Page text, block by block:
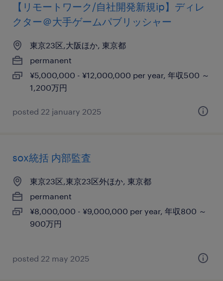
【リモートワーク/自社開発新規ip】ディレ
クター＠大手ゲームパブリッシャー
東京23区,大阪ほか, 東京都
permanent
¥5,000,000 - ¥12,000,000 per year, 年収500 ～
1,200万円
posted 22 january 2025
sox統括 内部監査
東京23区,東京23区外ほか, 東京都
permanent
¥8,000,000 - ¥9,000,000 per year, 年収800 ～
900万円
posted 22 may 2025